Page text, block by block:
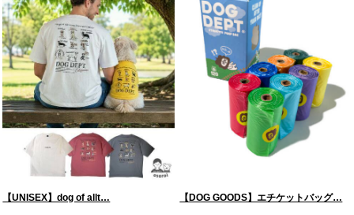
【UNISEX】dog of allt… 【DOG GOODS】エチケットバッグ…